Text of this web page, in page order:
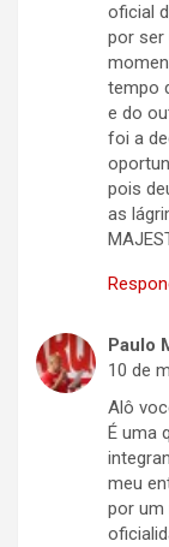
oficial
por ser
tempo
e do
foi a
pois
as
Paulo
10 de
Alô
É uma
meu
por um